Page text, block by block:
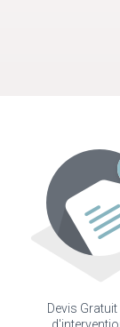
Devis Gratuit